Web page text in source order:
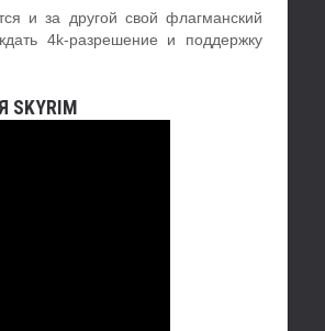
и за другой свой флагманский
4k-разрешение и поддержку